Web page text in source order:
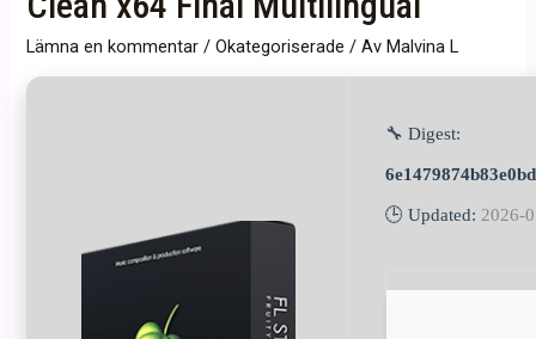
Lämna en kommentar /Okategoriserade / Av Malvina L
🔧 Digest:
🕒 Updated:2026-